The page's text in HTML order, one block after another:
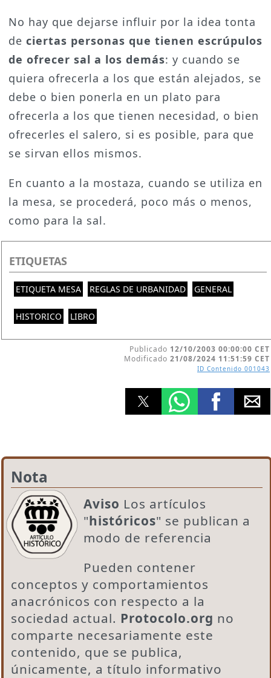
No hay que dejarse influir por la idea tonta
de ciertas personas que tienen escrúpulos
de ofrecer sal a los demás: y cuando se
quiera ofrecerla a los que están alejados, se
debe o bien ponerla en un plato para
ofrecerla a los que tienen necesidad, o bien
ofrecerles el salero, si es posible, para que
se sirvan ellos mismos.
En cuanto a la mostaza, cuando se utiliza en
la mesa, se procederá, poco más o menos,
como para la sal.
ETIQUETAS
ETIQUETA MESA REGLAS DE URBANIDAD GENERAL
HISTORICO LIBRO
Publicado 12/10/2003 00:00:00 CET
Modificado 21/08/2024 11:51:59 CET
ID Contenido 001043
Nota
Aviso Los artículos
"históricos" se publican a
modo de referencia
Pueden contener
conceptos y comportamientos
anacrónicos con respecto a la
sociedad actual. Protocolo.org no
comparte necesariamente este
contenido, que se publica,
únicamente, a título informativo